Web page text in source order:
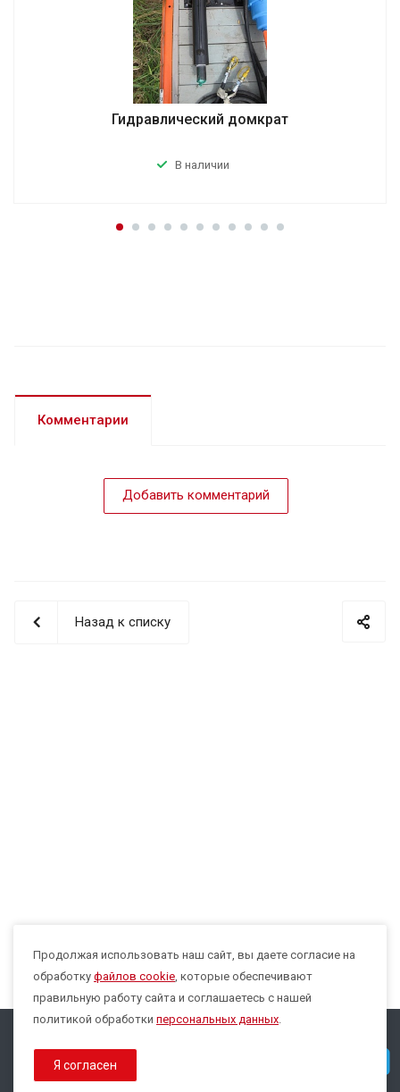
Гидравлический домкрат
В наличии
Комментарии
Добавить комментарий
Назад к списку
Max
Продолжая использовать наш сайт, вы даете согласие на
обработку файлов cookie, которые обеспечивают
правильную работу сайта и соглашаетесь с нашей
политикой обработки персональных данных.
Я согласен
© 2026 Все права защищены.